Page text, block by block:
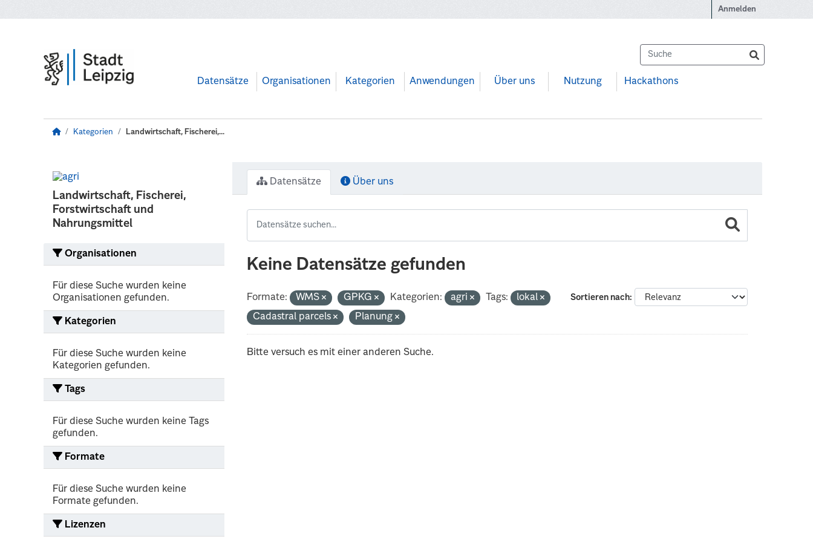
Anmelden
Datensätze Organisationen Kategorien Anwendungen Über uns Nutzung Hackathons
Kategorien Landwirtschaft, Fischerei,...
Landwirtschaft, Fischerei,
Forstwirtschaft und
Nahrungsmittel
Organisationen
Für diese Suche wurden keine
Organisationen gefunden.
Kategorien
Für diese Suche wurden keine
Kategorien gefunden.
Tags
Für diese Suche wurden keine Tags
gefunden.
Formate
Für diese Suche wurden keine
Formate gefunden.
Lizenzen
Datensätze Über uns
Keine Datensätze gefunden
Sortieren nach
Formate: WMS GPKG Kategorien: agri Tags:
lokal
Cadastral parcels
Planung
Bitte versuch es mit einer anderen Suche.